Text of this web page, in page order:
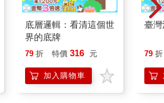
底層邏輯：看清這個世
界的底牌
79 折 特價 316 元
加入購物車
臺
79 折